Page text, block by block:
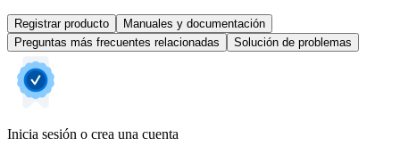
Registrar producto
Manuales y documentación
Preguntas más frecuentes relacionadas
Solución de problemas
Inicia sesión o crea una cuenta